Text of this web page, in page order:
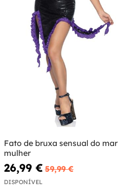
Fato de bruxa sensual do
mulher
26,99 € 59,99 €
DISPONÍVEL